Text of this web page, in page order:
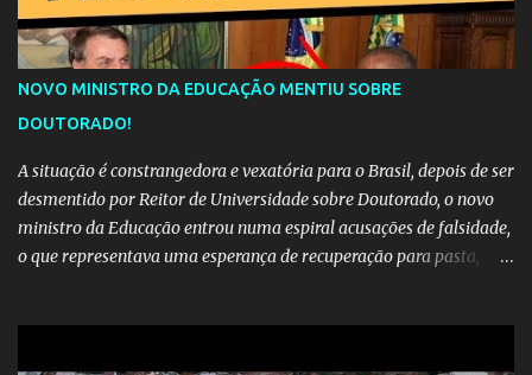
NOVO MINISTRO DA EDUCAÇÃO MENTIU SOBRE
DOUTORADO!
A situação é constrangedora e vexatória para o Brasil, depois de ser
desmentido por Reitor de Universidade sobre Doutorado, o novo
ministro da Educação entrou numa espiral acusações de falsidade,
o que representava uma esperança de recuperação para pasta,
meio vai ter o seu terceiro ministro no comando, depois da